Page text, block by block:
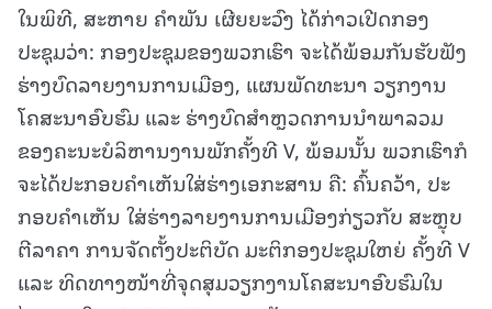
ໃນພິທີ, ສະຫາຍ ຄໍາພັນ ເຜີຍຍະວົງ ໄດ້ກ່າວເປີດກອງ
ປະຊຸມວ່າ: ກອງປະຊຸມຂອງພວກເຮົາ ຈະໄດ້ພ້ອມກັນຮັບຟັງ
ຮ່າງບົດລາຍງານການເມືອງ, ແຜນພັດທະນາ ວຽກງານ
ໂຄສະນາອົບຮົມ ແລະ ຮ່າງບົດສຳຫຼວດການນໍາພາລວມ
ຂອງຄະນະບໍລິຫານງານພັກຄັ້ງທີ V, ພ້ອມນັ້ນ ພວກເຮົາກໍ
ຈະໄດ້ປະກອບຄໍາເຫັນໃສ່ຮ່າງເອກະສານ ຄື: ຄົ້ນຄວ້າ, ປະ
ກອບຄໍາເຫັນ ໃສ່ຮ່າງລາຍງານການເມືອງກ່ຽວກັບ ສະຫຼຸບ
ຕີລາຄາ ການຈັດຕັ້ງປະຕິບັດ ມະຕິກອງປະຊຸມໃຫຍ່ ຄັ້ງທີ V
ແລະ ທິດທາງໜ້າທີ່ຈຸດສຸມວຽກງານໂຄສະນາອົບຮົມໃນ